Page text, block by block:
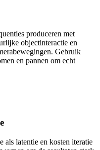
produceren met
objectinteractie en
Gebruik
en pannen om echt
latentie en kosten iteratie